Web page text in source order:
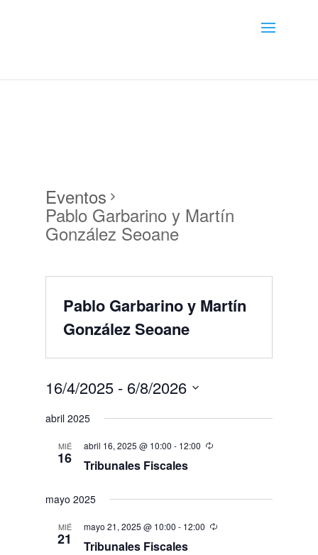
Eventos
Pablo Garbarino y Martín
González Seoane
Pablo Garbarino y Martín
González Seoane
16/4/2025 - 6/8/2026
fecha.
abril 2025
MIÉ
16
abril 16, 2025 @ 10:00 - 12:00
Tribunales Fiscales
mayo 2025
MIÉ
21
mayo 21, 2025 @ 10:00 - 12:00
Tribunales Fiscales